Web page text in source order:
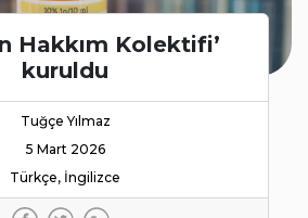
Hakkım Kolektifi’
kuruldu
Tuğçe Yılmaz
5 Mart 2026
Türkçe, İngilizce